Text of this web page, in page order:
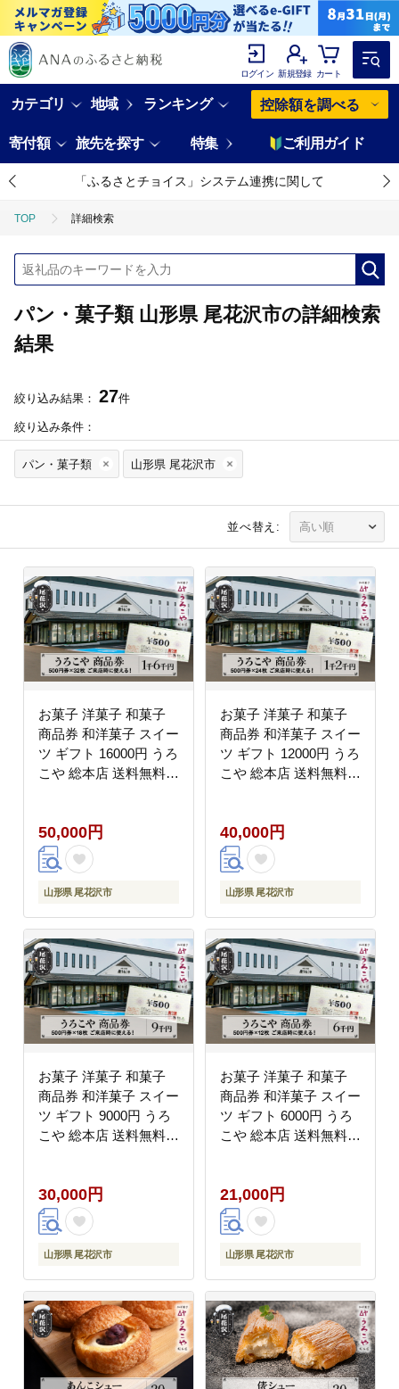
ログイン 新規登録 カート
カテゴリ 地域 ランキング 控除額を調べる
寄付額 旅先を探す 特集 ご利用ガイド
「ふるさとチョイス」システム連携に関して
TOP 詳細検索
パン・菓子類 山形県 尾花沢市の詳細検索
結果
絞り込み結果： 27件
絞り込み条件：
パン・菓子類 山形県 尾花沢市
並べ替え:
お菓子 洋菓子 和菓子
商品券 和洋菓子 スイー
ツ ギフト 16000円 うろ
こや 総本店 送料無料
50,000円
山形県 尾花沢市
お菓子 洋菓子 和菓子
商品券 和洋菓子 スイー
ツ ギフト 12000円 うろ
こや 総本店 送料無料
40,000円
山形県 尾花沢市
お菓子 洋菓子 和菓子
商品券 和洋菓子 スイー
ツ ギフト 9000円 うろ
こや 総本店 送料無料
30,000円
山形県 尾花沢市
お菓子 洋菓子 和菓子
商品券 和洋菓子 スイー
ツ ギフト 6000円 うろ
こや 総本店 送料無料
21,000円
山形県 尾花沢市